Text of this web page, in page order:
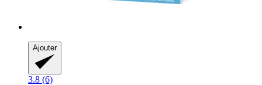
Ajouter
3.8 (6)